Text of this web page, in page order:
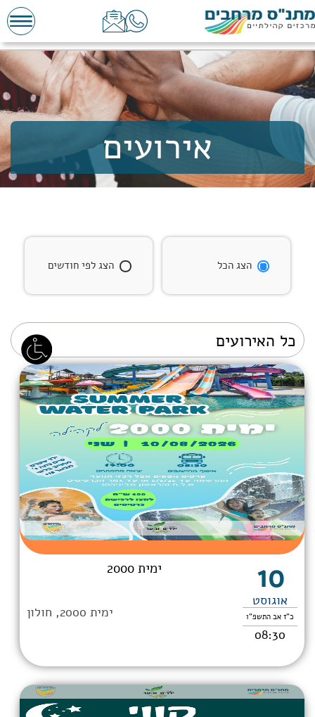
אירועים
הצג הכל הצג לפי חודשים
10
אוגוסט
כ"ז אב התשפ"ו
08:30
ימית 2000
ימית 2000, חולון